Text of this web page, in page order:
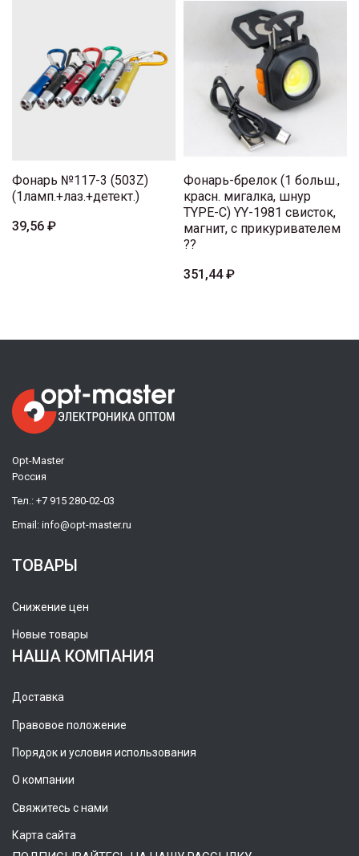
Фонарь №117-3 (503Z)
(1ламп.+лаз.+детект.)
39,56 ₽
Фонарь-брелок (1 больш.,
красн. мигалка, шнур
TYPE-C) YY-1981 свисток,
магнит, с прикуривателем
??
351,44 ₽
Opt-Master
Россия
Тел.: +7 915 280-02-03
Email: info@opt-master.ru
ТОВАРЫ
Снижение цен
Новые товары
НАША КОМПАНИЯ
Доставка
Правовое положение
Порядок и условия использования
О компании
Свяжитесь с нами
Карта сайта